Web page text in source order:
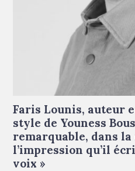
Faris Lounis © Droits réservés
Faris Lounis, auteur
style de Youness
remarquable, dans la
l’impression qu’il
voix »